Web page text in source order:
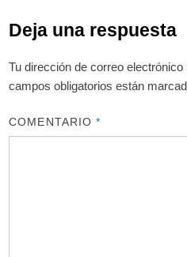
Deja una respuesta
Tu dirección de correo electrónico
campos obligatorios están
COMENTARIO*